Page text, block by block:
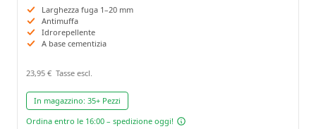
Larghezza fuga 1–20 mm
Antimuffa
Idrorepellente
A base cementizia
23,95 €
In magazzino: 35+ Pezzi
Ordina entro le 16:00 – spedizione oggi!